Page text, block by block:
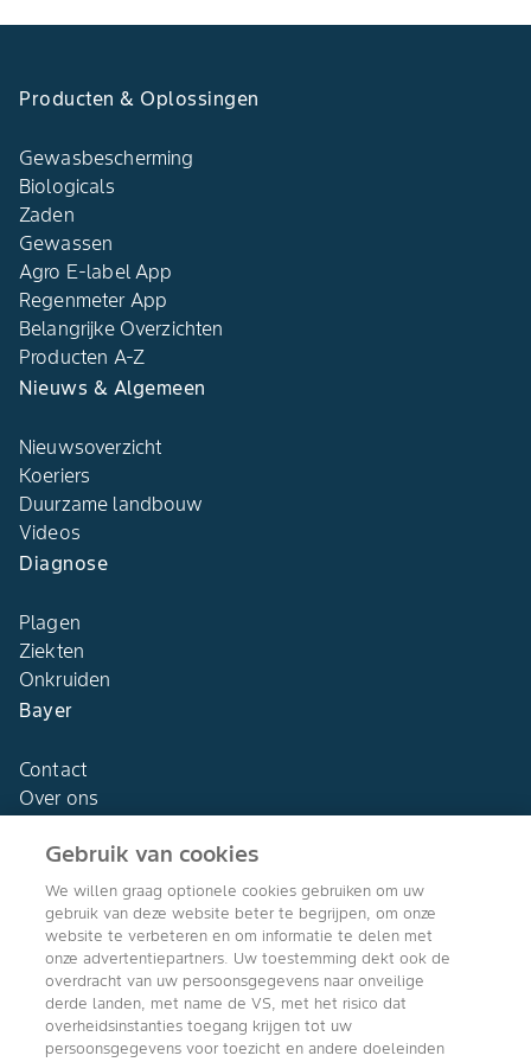
Producten & Oplossingen
Gewasbescherming
Biologicals
Zaden
Gewassen
Agro E-label App
Regenmeter App
Belangrijke Overzichten
Producten A-Z
Nieuws & Algemeen
Nieuwsoverzicht
Koeriers
Duurzame landbouw
Videos
Diagnose
Plagen
Ziekten
Onkruiden
Bayer
Contact
Over ons
Agro Bayer
Nederland
Volg ons
Gebruik van cookies
We willen graag optionele cookies gebruiken om uw
gebruik van deze website beter te begrijpen, om onze
website te verbeteren en om informatie te delen met
onze advertentiepartners. Uw toestemming dekt ook de
overdracht van uw persoonsgegevens naar onveilige
derde landen, met name de VS, met het risico dat
overheidsinstanties toegang krijgen tot uw
persoonsgegevens voor toezicht en andere doeleinden